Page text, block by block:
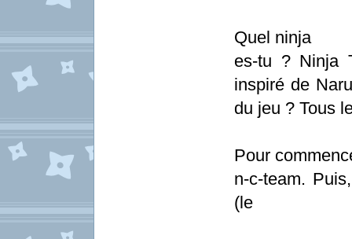
Quel ninja
es-tu ? Ninja
inspiré de
du jeu ? Tous
Pour
n-c-team.
(le